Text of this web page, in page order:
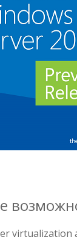
virtualization